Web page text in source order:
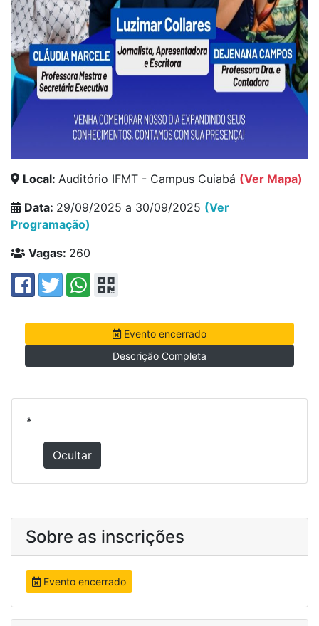
Local: Auditório IFMT - Campus Cuiabá (Ver Mapa)
Data: 29/09/2025 a 30/09/2025 (Ver
Programação)
Vagas: 260
Evento encerrado
Descrição Completa
*
Ocultar
Sobre as inscrições
Evento encerrado